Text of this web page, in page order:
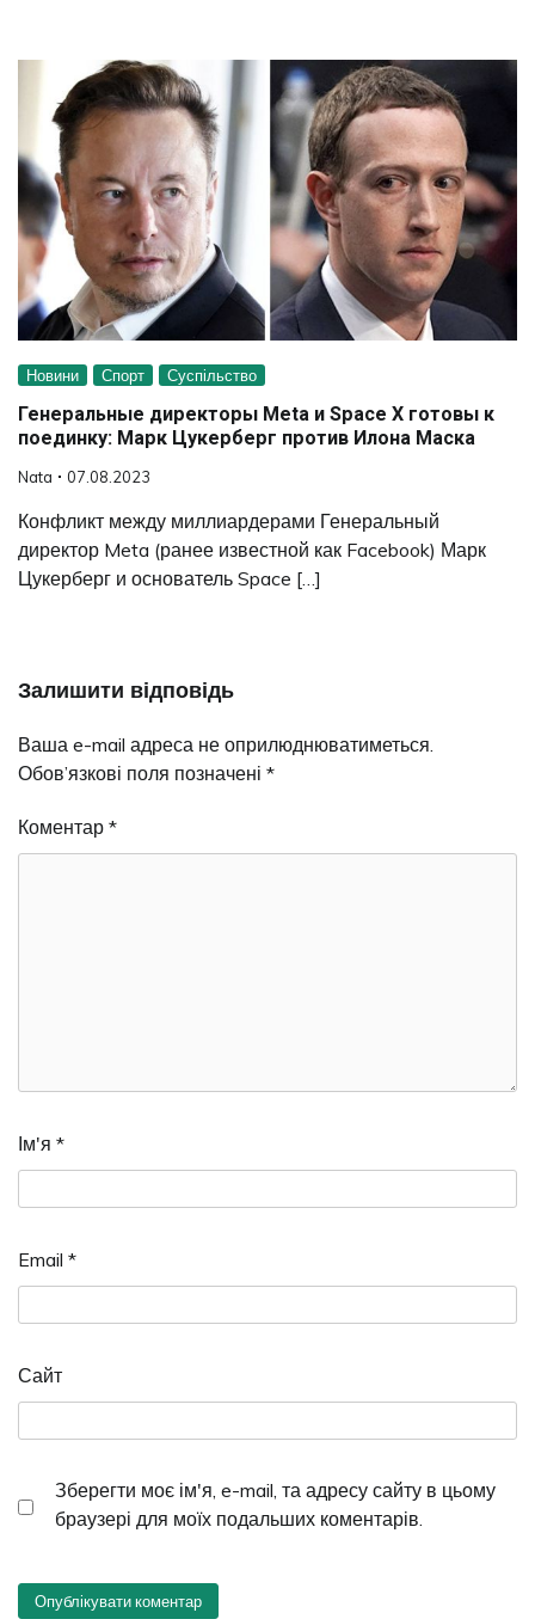
Новини Спорт Суспільство
Генеральные директоры Meta и Space X готовы к
поединку: Марк Цукерберг против Илона Маска
Nata 07.08.2023
Конфликт между миллиардерами Генеральный
директор Meta (ранее известной как Facebook) Марк
Цукерберг и основатель Space […]
Залишити відповідь
Ваша e-mail адреса не оприлюднюватиметься.
Обов’язкові поля позначені *
Коментар *
Ім'я *
Email *
Сайт
Зберегти моє ім'я, e-mail, та адресу сайту в цьому
браузері для моїх подальших коментарів.